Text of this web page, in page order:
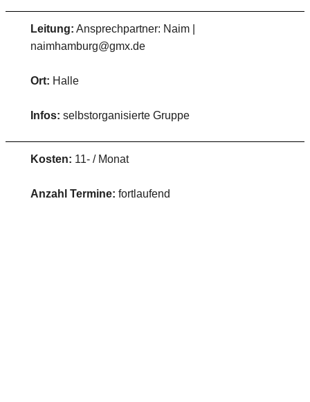
Leitung: Ansprechpartner: Naim |
naimhamburg@gmx.de
Ort: Halle
Infos: selbstorganisierte Gruppe
Kosten: 11- / Monat
Anzahl Termine: fortlaufend